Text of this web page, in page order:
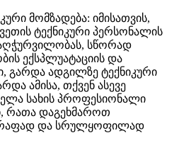
მომზადება: იმისათვის,
ტექნიკური პერსონალის
სწორად
ექსპლუატაციის და
გარდა ადგილზე ტექნიკური
ამისა, თქვენ ასევე
სახის პროფესიონალი
რათა დაგეხმაროთ
და სრულყოფილად